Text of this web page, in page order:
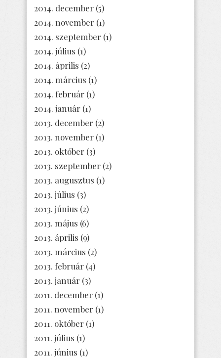
2014. december (5)
2014. november (1)
2014. szeptember (1)
2014. július (1)
2014. április (2)
2014. március (1)
2014. február (1)
2014. január (1)
2013. december (2)
2013. november (1)
2013. október (3)
2013. szeptember (2)
2013. augusztus (1)
2013. július (3)
2013. június (2)
2013. május (6)
2013. április (9)
2013. március (2)
2013. február (4)
2013. január (3)
2011. december (1)
2011. november (1)
2011. október (1)
2011. július (1)
2011. június (1)